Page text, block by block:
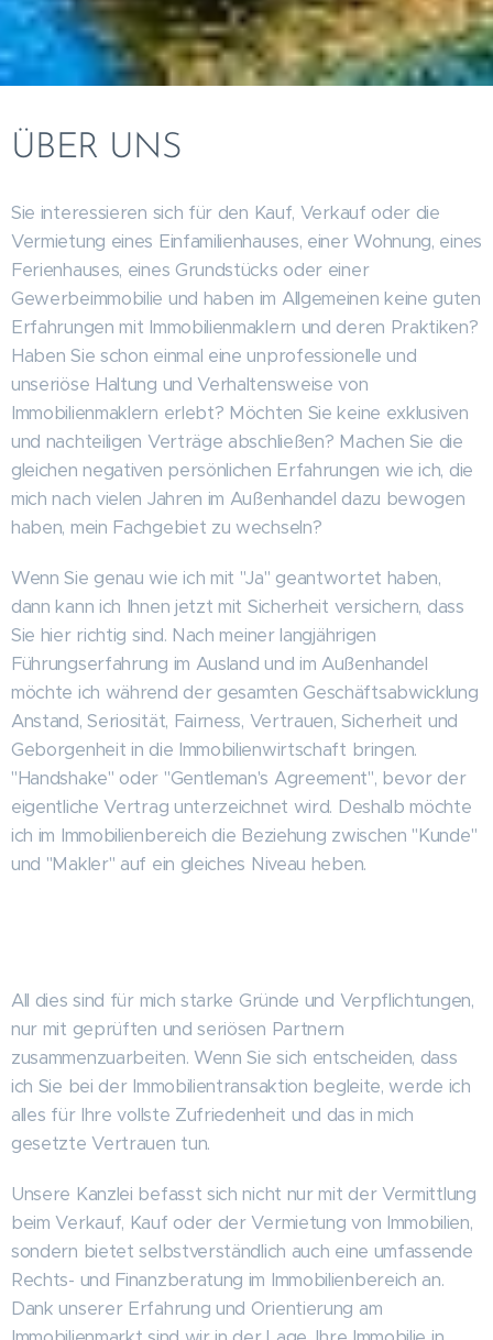
ÜBER UNS
Sie interessieren sich für den Kauf, Verkauf oder die
Vermietung eines Einfamilienhauses, einer Wohnung, eines
Ferienhauses, eines Grundstücks oder einer
Gewerbeimmobilie und haben im Allgemeinen keine guten
Erfahrungen mit Immobilienmaklern und deren Praktiken?
Haben Sie schon einmal eine unprofessionelle und
unseriöse Haltung und Verhaltensweise von
Immobilienmaklern erlebt? Möchten Sie keine exklusiven
und nachteiligen Verträge abschließen? Machen Sie die
gleichen negativen persönlichen Erfahrungen wie ich, die
mich nach vielen Jahren im Außenhandel dazu bewogen
haben, mein Fachgebiet zu wechseln?
Wenn Sie genau wie ich mit "Ja" geantwortet haben,
dann kann ich Ihnen jetzt mit Sicherheit versichern, dass
Sie hier richtig sind. Nach meiner langjährigen
Führungserfahrung im Ausland und im Außenhandel
möchte ich während der gesamten Geschäftsabwicklung
Anstand, Seriosität, Fairness, Vertrauen, Sicherheit und
Geborgenheit in die Immobilienwirtschaft bringen.
"Handshake" oder "Gentleman's Agreement", bevor der
eigentliche Vertrag unterzeichnet wird. Deshalb möchte
ich im Immobilienbereich die Beziehung zwischen "Kunde"
und "Makler" auf ein gleiches Niveau heben.
All dies sind für mich starke Gründe und Verpflichtungen,
nur mit geprüften und seriösen Partnern
zusammenzuarbeiten. Wenn Sie sich entscheiden, dass
ich Sie bei der Immobilientransaktion begleite, werde ich
alles für Ihre vollste Zufriedenheit und das in mich
gesetzte Vertrauen tun.
Unsere Kanzlei befasst sich nicht nur mit der Vermittlung
beim Verkauf, Kauf oder der Vermietung von Immobilien,
sondern bietet selbstverständlich auch eine umfassende
Rechts- und Finanzberatung im Immobilienbereich an.
Dank unserer Erfahrung und Orientierung am